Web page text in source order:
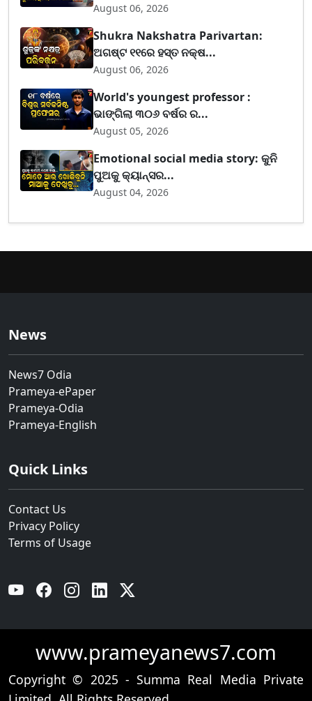
August 06, 2026
Shukra Nakshatra Parivartan:
ଅଗଷ୍ଟ ୧୧ରେ ହସ୍ତ ନକ୍ଷ...
August 06, 2026
World's youngest professor :
ଭାଙ୍ଗିଲା ୩୦୬ ବର୍ଷର ର...
August 05, 2026
Emotional social media story: କୁନି
ପୁଅକୁ କ୍ୟାନ୍ସର...
August 04, 2026
News
News7 Odia
Prameya-ePaper
Prameya-Odia
Prameya-English
Quick Links
Contact Us
Privacy Policy
Terms of Usage
YouTube Facebook Instagram Linkedin
www.prameyanews7.com
Copyright © 2025 - Summa Real Media Private